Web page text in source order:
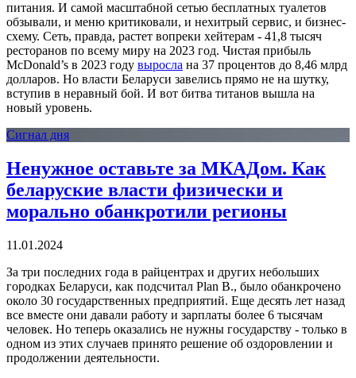
питания. И самой масштабной сетью бесплатных туалетов
обзывали, и меню критиковали, и нехитрый сервис, и бизнес-
схему. Сеть, правда, растет вопреки хейтерам - 41,8 тысяч
ресторанов по всему миру на 2023 год. Чистая прибыль
McDonald’s в 2023 году выросла на 37 процентов до 8,46 млрд
долларов. Но власти Беларуси завелись прямо не на шутку,
вступив в неравный бой. И вот битва титанов вышла на
новый уровень.
Сигнал дня
Ненужное оставьте за МКАДом. Как
беларуские власти физически и
морально обанкротили регионы
11.01.2024
За три последних года в райцентрах и других небольших
городках Беларуси, как подсчитал Plan B., было обанкрочено
около 30 государственных предприятий. Еще десять лет назад
все вместе они давали работу и зарплаты более 6 тысячам
человек. Но теперь оказались не нужны государству - только в
одном из этих случаев принято решение об оздоровлении и
продолжении деятельности.